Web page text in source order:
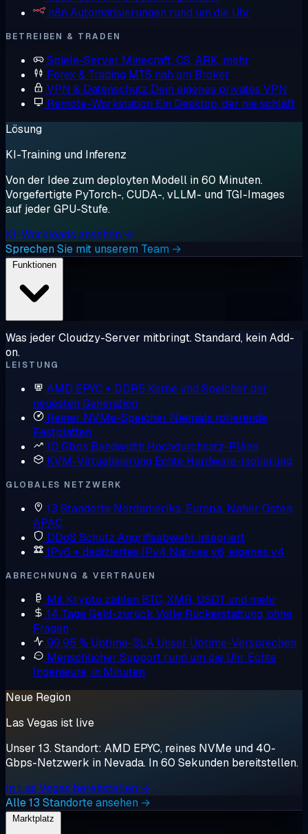
n8n Automatisierungen rund um die Uhr
BETREIBEN & TRADEN
Spiele-Server Minecraft, CS, ARK, mehr
Forex & Trading MT5 nah am Broker
VPN & Datenschutz Dein eigenes privates VPN
Remote-Workstation Ein Desktop, der nie schläft
Lösung
KI-Training und Inferenz
Von der Idee zum deployten Modell in 60 Minuten.
Vorgefertigte PyTorch-, CUDA-, vLLM- und TGI-Images
auf jeder GPU-Stufe.
KI-Workloads ansehen →
Sprechen Sie mit unserem Team →
Was jeder Cloudzy-Server mitbringt. Standard, kein Add-
on.
LEISTUNG
AMD EPYC + DDR5 Kerne und Speicher der
neuesten Generation
Reiner NVMe-Speicher Niemals rotierende
Festplatten
10 Gbps Bandwidth Hochdurchsatz-Pläne
KVM-Virtualisierung Echte Hardware-Isolierung
GLOBALES NETZWERK
13 Standorte Nordamerika, Europa, Naher Osten,
APAC
DDoS Schutz Angriffsabwehr integriert
IPv6 + dediziertes IPv4 Natives v6, eigenes v4
ABRECHNUNG & VERTRAUEN
Mit Krypto zahlen BTC, XMR, USDT und mehr
14 Tage Geld-zurück Volle Rückerstattung, ohne
Fragen
99,95 % Uptime-SLA Unser Uptime-Versprechen
Menschlicher Support rund um die Uhr Echte
Ingenieure, in Minuten
Neue Region
Las Vegas ist live
Unser 13. Standort: AMD EPYC, reines NVMe und 40-
Gbps-Netzwerk in Nevada. In 60 Sekunden bereitstellen.
In Las Vegas bereitstellen →
Alle 13 Standorte ansehen →